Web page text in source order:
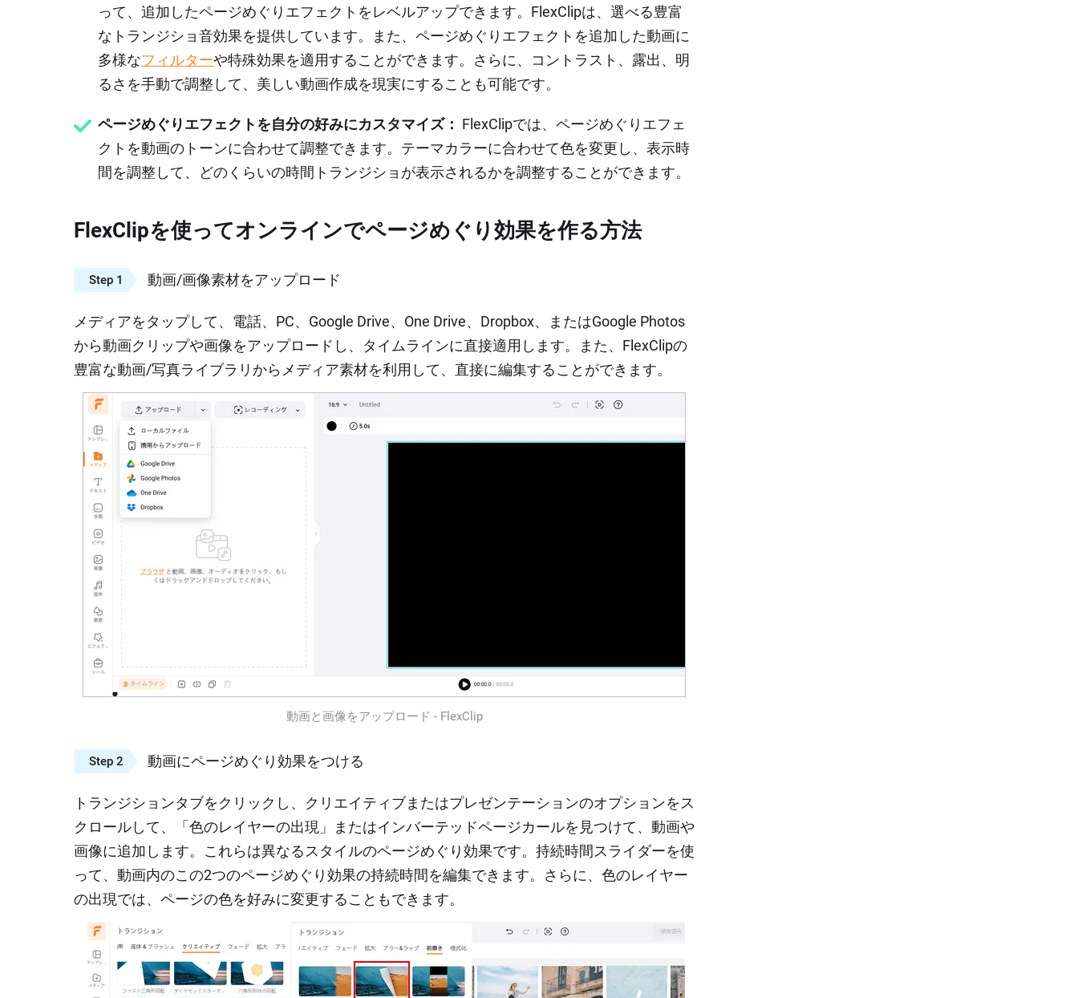
って、追加したページめぐりエフェクトをレベルアップできます。FlexClipは、選べる豊富
なトランジショ音効果を提供しています。また、ページめぐりエフェクトを追加した動画に
多様なフィルターや特殊効果を適用することができます。さらに、コントラスト、露出、明
るさを手動で調整して、美しい動画作成を現実にすることも可能です。
ページめぐりエフェクトを自分の好みにカスタマイズ： FlexClipでは、ページめぐりエフェ
クトを動画のトーンに合わせて調整できます。テーマカラーに合わせて色を変更し、表示時
間を調整して、どのくらいの時間トランジショが表示されるかを調整することができます。
FlexClipを使ってオンラインでページめぐり効果を作る方法
Step 1 動画/画像素材をアップロード
メディアをタップして、電話、PC、Google Drive、One Drive、Dropbox、またはGoogle Photos
から動画クリップや画像をアップロードし、タイムラインに直接適用します。また、FlexClipの
豊富な動画/写真ライブラリからメディア素材を利用して、直接に編集することができます。
動画と画像をアップロード ‐ FlexClip
Step 2 動画にページめぐり効果をつける
トランジションタブをクリックし、クリエイティブまたはプレゼンテーションのオプションをス
クロールして、「色のレイヤーの出現」またはインバーテッドページカールを見つけて、動画や
画像に追加します。これらは異なるスタイルのページめぐり効果です。持続時間スライダーを使
って、動画内のこの2つのページめぐり効果の持続時間を編集できます。さらに、色のレイヤー
の出現では、ページの色を好みに変更することもできます。